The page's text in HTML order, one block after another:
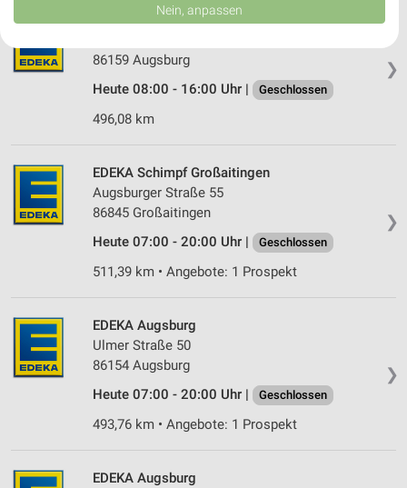
❯
EDEKA März Augsburg
86159 Augsburg
Heute 08:00 - 16:00 Uhr |
Geschlossen
496,08 km
❯
EDEKA Schimpf Großaitingen
Augsburger Straße 55
86845 Großaitingen
Heute 07:00 - 20:00 Uhr |
Geschlossen
511,39 km • Angebote: 1 Prospekt
❯
EDEKA Augsburg
Ulmer Straße 50
86154 Augsburg
Heute 07:00 - 20:00 Uhr |
Geschlossen
493,76 km • Angebote: 1 Prospekt
EDEKA Augsburg
Daten können außerhalb der Europäischen Union weitergegeben und in die
Website/App.
Partnerliste anzeigen (1 IAB-Anbieter)
IAB-Verarbeitungszwecke:
auf einem Endgerät
Verwendung reduzierter Daten zur Auswahl von
Werbeanzeigen
Erstellung von Profilen für personalisierte
personalisierter Werbung
Erstellung von Profilen zur Personalisierung
von Inhalten
personalisierter Inhalte
Nein, anpassen